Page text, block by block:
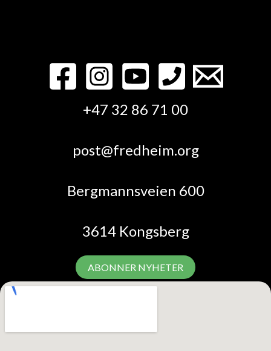
+47 32 86 71 00
post@fredheim.org
Bergmannsveien 600
3614 Kongsberg
ABONNER NYHETER